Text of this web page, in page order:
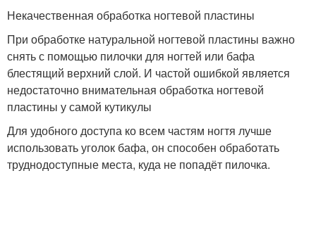
Некачественная обработка ногтевой пластины
При обработке натуральной ногтевой пластины важно
снять с помощью пилочки для ногтей или бафа
блестящий верхний слой. И частой ошибкой является
недостаточно внимательная обработка ногтевой
пластины у самой кутикулы
Для удобного доступа ко всем частям ногтя лучше
использовать уголок бафа, он способен обработать
труднодоступные места, куда не попадёт пилочка.